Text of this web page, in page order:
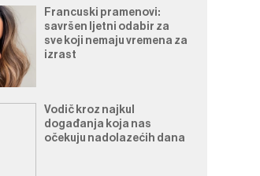
Francuski pramenovi:
savršen ljetni odabir za
sve koji nemaju vremena za
izrast
Vodič kroz najkul
događanja koja nas
očekuju nadolazećih dana